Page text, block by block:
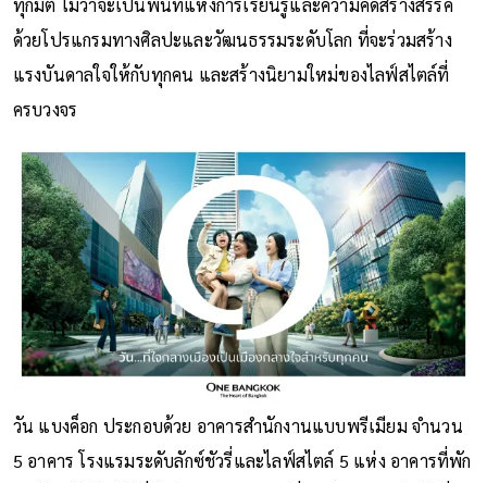
ทุกมิติ ไม่ว่าจะเป็นพื้นที่แห่งการเรียนรู้และความคิดสร้างสรรค์
ด้วยโปรแกรมทางศิลปะและวัฒนธรรมระดับโลก ที่จะร่วมสร้าง
แรงบันดาลใจให้กับทุกคน และสร้างนิยามใหม่ของไลฟ์สไตล์ที่
ครบวงจร
วัน แบงค็อก ประกอบด้วย อาคารสำนักงานแบบพรีเมียม จำนวน
5 อาคาร โรงแรมระดับลักซ์ชัวรี่และไลฟ์สไตล์ 5 แห่ง อาคารที่พัก